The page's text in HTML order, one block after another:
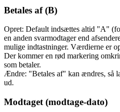
Betales af (B)
Opret: Default indsættes altid "A"
en anden svarmodtager end
mulige indtastninger. Værdierne er
Der kommer en rød markering
som betaler.
Ændre: "Betales af" kan ændres, så
ud.
Modtaget (modtage-dato)